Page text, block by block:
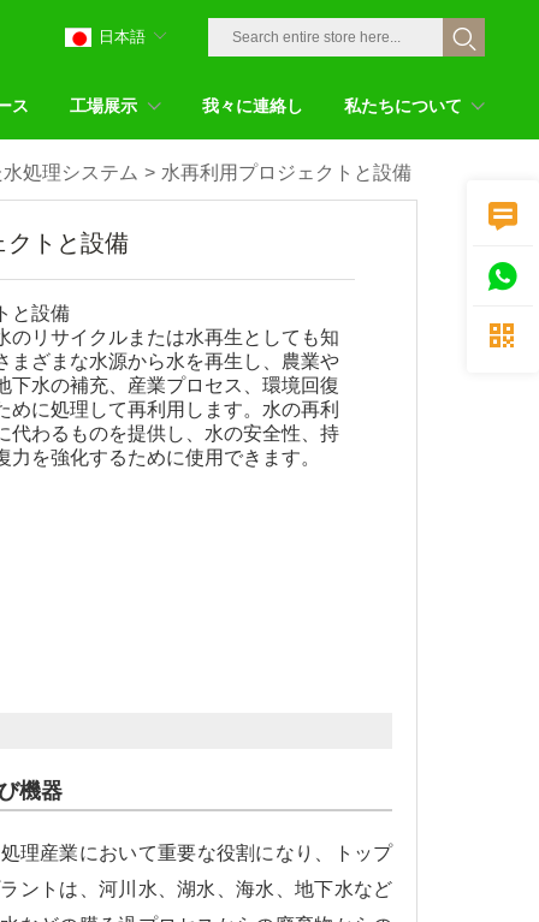
ス 工場展示 我々に連絡し 私たちについて
日本語
処理システム > 水再利用プロジェクトと設備
クトと設備
と設備
のリサイクルまたは水再生としても知
まざまな水源から水を再生し、農業や
下水の補充、産業プロセス、環境回復
めに処理して再利用します。水の再利
代わるものを提供し、水の安全性、持
力を強化するために使用できます。
機器
理産業において重要な役割になり、トップ
ントは、河川水、湖水、海水、地下水など


